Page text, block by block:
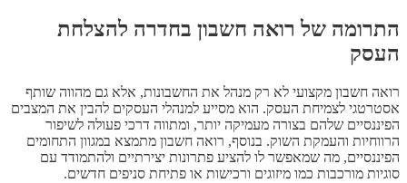
התרומה של רואה חשבון בחדרה להצלחת
העסק
רואה חשבון מקצועי לא רק מנהל את החשבונות, אלא גם מהווה שותף
אסטרטגי לצמיחת העסק. הוא מסייע למנהלי העסקים להבין את המצבים
הפיננסיים שלהם בצורה מעמיקה יותר, ומתווה דרכי פעולה לשיפור
הרווחיות והעמקת השוק. בנוסף, רואה חשבון מתמצא במגוון התחומים
הפיננסיים, מה שמאפשר לו להציע פתרונות יצירתיים ולהתמודד עם
סוגיות מורכבות כמו מיזוגים ורכישות או פתיחת סניפים חדשים.